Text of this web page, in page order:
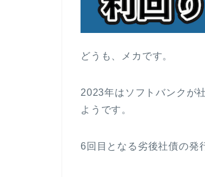
どうも、メカです。
2023年はソフトバンクが
ようです。
6回目となる劣後社債の発